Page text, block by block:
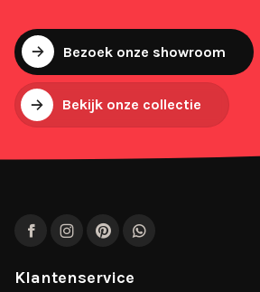
Bezoek onze showroom
Bekijk onze collectie
FacebookInstagram
PinterestWhatsApp
Klantenservice